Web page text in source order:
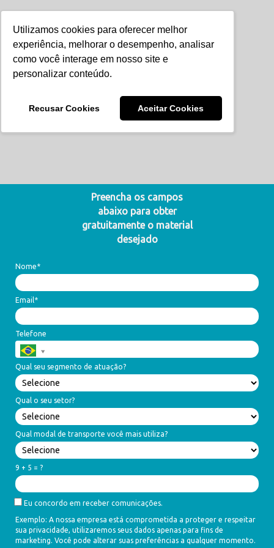
Utilizamos cookies para oferecer melhor
experiência, melhorar o desempenho, analisar
como você interage em nosso site e
personalizar conteúdo.
Recusar Cookies Aceitar Cookies
Baixe agora o ebook
Peak Season
Preencha os campos
abaixo para obter
gratuitamente o material
desejado
Nome*
Email*
Telefone
Qual seu segmento de atuação?
Qual o seu setor?
Qual modal de transporte você mais utiliza?
9 + 5 = ?
Eu concordo em receber comunicações.
Exemplo: A nossa empresa está comprometida a proteger e respeitar
sua privacidade, utilizaremos seus dados apenas para fins de
marketing. Você pode alterar suas preferências a qualquer momento.